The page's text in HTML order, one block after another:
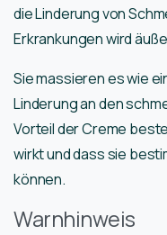
die Linderung von
Erkrankungen wird
Sie massieren es wie
Linderung an den
Vorteil der Creme
wirkt und dass sie
können.
Warnhinweis